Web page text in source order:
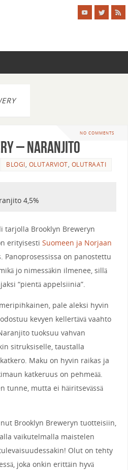
NO COMMENTS
– Naranjito
BLOGI, OLUTARVIOT, OLUTRAATI
4,5%
tarjolla Brooklyn Breweryn
erityisesti Suomeen ja Norjaan
Panoprosessissa on panostettu
jo nimessäkin ilmenee, sillä
“pientä appelsiinia”.
pale aleksi hyvin
kevyen kellertävä vaahto
tuoksuu vahvan
sitruksiselle, taustalla
Maku on hyvin raikas ja
katkeruus on pehmeää.
tunne, mutta ei häiritsevässä
Brooklyn Breweryn tuotteisiin,
vaikutelmalla maistelen
Olut on tehty
joka onkin erittäin hyvä